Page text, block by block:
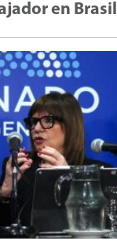
en Brasil